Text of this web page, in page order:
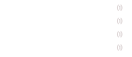
(1)
(1)
(1)
(1)